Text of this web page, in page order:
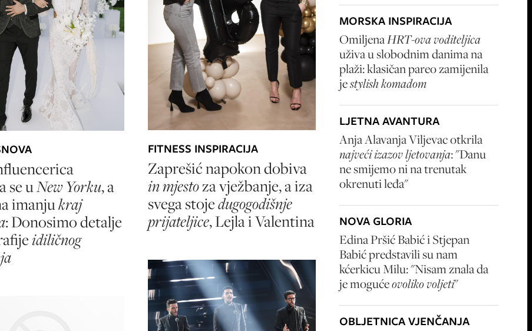
se uNew Yorku, a
imanjukraj
: Donosimo detalje
idiličnog
FITNESS INSPIRACIJA
Zaprešić napokon dobiva
inmjestoza vježbanje, a iza
svega stojedugogodišnje
prijateljice, Lejla i Valentina
MORSKA INSPIRACIJA
OmiljenaHRT-ova voditeljica
uživa u slobodnim danima na
plaži: klasičan pareo zamijenila
jestylish komadom
LJETNA AVANTURA
Anja Alavanja Viljevac otkrila
najveći izazov ljetovanja: "Danu
ne smijemo ni na trenutak
okrenuti leđa"
NOVA GLORIA
Edina Pršić Babić i Stjepan
Babić predstavili su nam
kćerkicu Milu: "Nisam znala da
je mogućeovoliko voljeti"
OBLJETNICA VJENČANJA